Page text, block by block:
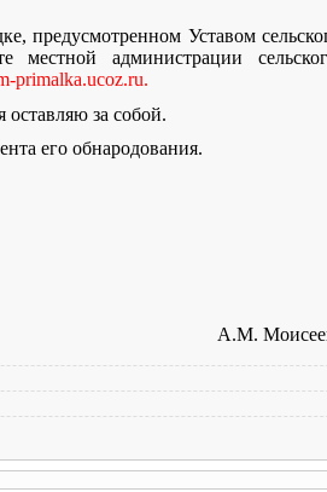
предусмотренном Уставом
администрации
primalka.ucoz.ru.
за собой.
его обнародования.
района КБР А.М.